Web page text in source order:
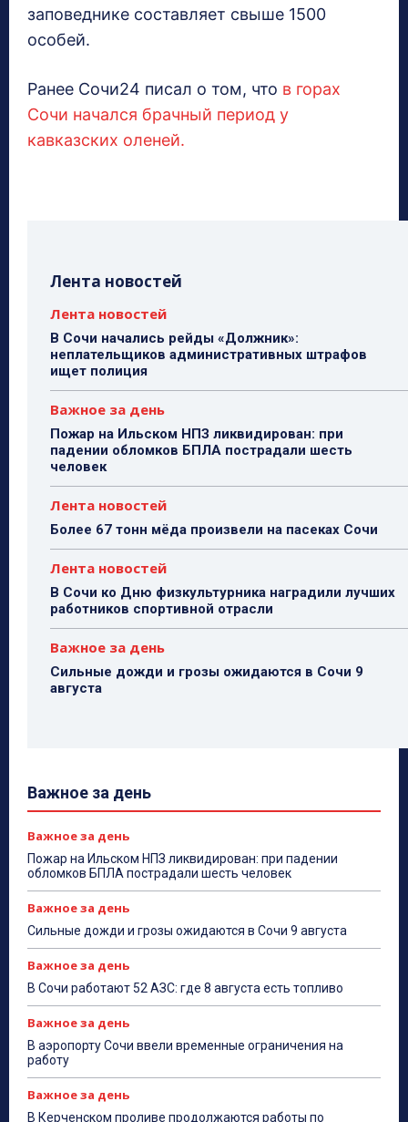
заповеднике составляет свыше 1500
особей.
Ранее Сочи24 писал о том, что в горах
Сочи начался брачный период у
кавказских оленей.
Лента новостей
Лента новостей
В Сочи начались рейды «Должник»:
неплательщиков административных штрафов
ищет полиция
Важное за день
Пожар на Ильском НПЗ ликвидирован: при
падении обломков БПЛА пострадали шесть
человек
Лента новостей
Более 67 тонн мёда произвели на пасеках Сочи
Лента новостей
В Сочи ко Дню физкультурника наградили лучших
работников спортивной отрасли
Важное за день
Сильные дожди и грозы ожидаются в Сочи 9
августа
Важное за день
Важное за день
Пожар на Ильском НПЗ ликвидирован: при падении
обломков БПЛА пострадали шесть человек
Важное за день
Сильные дожди и грозы ожидаются в Сочи 9 августа
Важное за день
В Сочи работают 52 АЗС: где 8 августа есть топливо
Важное за день
В аэропорту Сочи ввели временные ограничения на
работу
Важное за день
В Керченском проливе продолжаются работы по